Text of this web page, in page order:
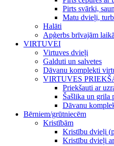
Pirts svārki,
Matu dvieļi,
Halāti
Apģerbs brīvajām
VIRTUVEI
Virtuves dvieļi
Galduti un salvetes
Dāvanu komplekti
VIRTUVES
Priekšauti ar
Šašlika un grila
Dāvanu
Bērniem/grūtniecēm
Kristībām
Kristību dvieļi
Kristību dvieļi